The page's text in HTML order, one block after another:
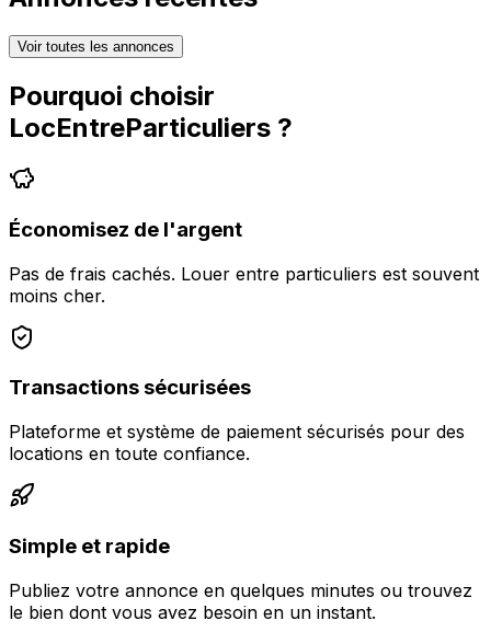
Voir toutes les annonces
Pourquoi choisir
LocEntreParticuliers ?
Économisez de l'argent
Pas de frais cachés. Louer entre particuliers est souvent
moins cher.
Transactions sécurisées
Plateforme et système de paiement sécurisés pour des
locations en toute confiance.
Simple et rapide
Publiez votre annonce en quelques minutes ou trouvez
le bien dont vous avez besoin en un instant.